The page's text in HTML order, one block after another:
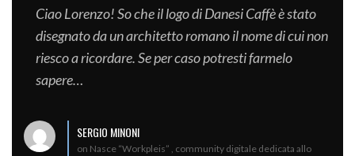
Ciao Lorenzo! So che il logo di Danesi Caffè è stato
disegnato da un architetto romano il nome di cui non
riesco a ricordare. Se per caso potresti farmelo
sapere…
SERGIO MINONI
on Nasce “Workpleis” , community digitale dedicata allo